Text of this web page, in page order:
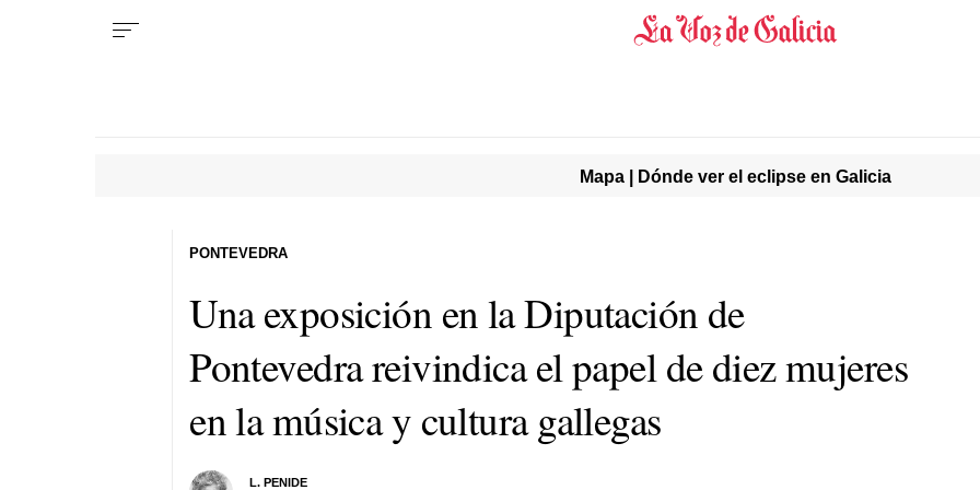
Mapa | Dónde ver el eclipse en Galicia
Una exposición en la Diputación de
Pontevedra reivindica el papel de diez mujeres
en la música y cultura gallegas
L. PENIDE
PONTEVEDRA